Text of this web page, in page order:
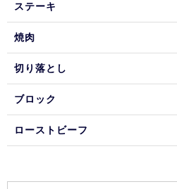
ステーキ
焼肉
切り落とし
ブロック
ローストビーフ